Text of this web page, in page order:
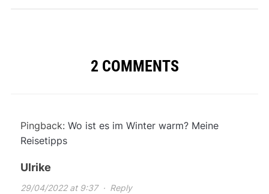
2 COMMENTS
Pingback: Wo ist es im Winter warm? Meine
Reisetipps
Ulrike
29/04/2022 at 9:37· Reply